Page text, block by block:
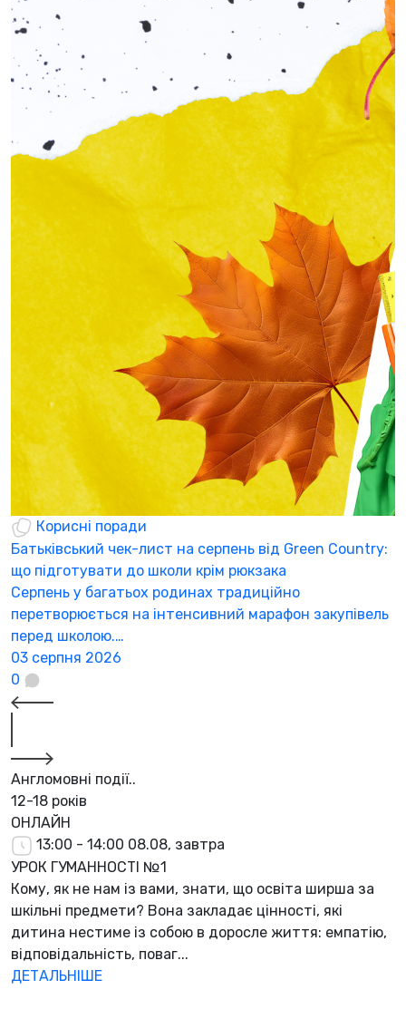
Корисні поради
Батьківський чек-лист на серпень від Green Country:
що підготувати до школи крім рюкзака
Серпень у багатьох родинах традиційно
перетворюється на інтенсивний марафон закупівель
перед школою.…
03 серпня 2026
0
Англомовні події..
12-18 років
ОНЛАЙН
13:00 - 14:00 08.08, завтра
УРОК ГУМАННОСТІ №1
Кому, як не нам із вами, знати, що освіта ширша за
шкільні предмети? Вона закладає цінності, які
дитина нестиме із собою в доросле життя: емпатію,
відповідальність, поваг...
ДЕТАЛЬНІШЕ